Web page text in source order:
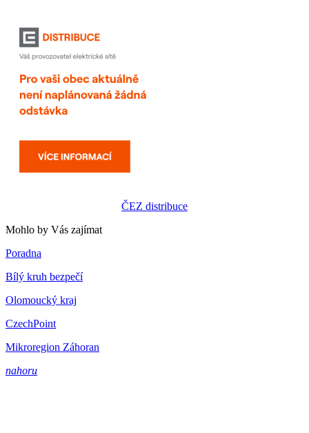
ČEZ distribuce
Mohlo by Vás zajímat
Poradna
Bílý kruh bezpečí
Olomoucký kraj
CzechPoint
Mikroregion Záhoran
nahoru